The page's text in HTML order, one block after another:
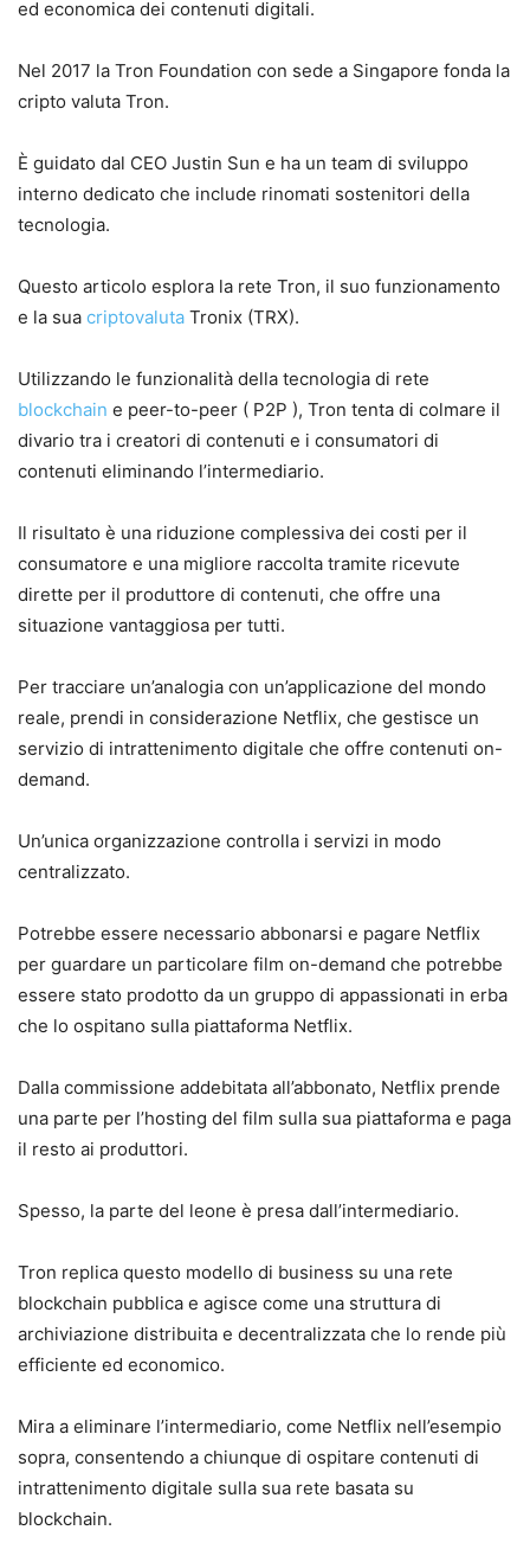
ed economica dei contenuti digitali.
Nel 2017 la Tron Foundation con sede a Singapore fonda la
cripto valuta Tron.
È guidato dal CEO Justin Sun e ha un team di sviluppo
interno dedicato che include rinomati sostenitori della
tecnologia.
Questo articolo esplora la rete Tron, il suo funzionamento
e la sua criptovaluta Tronix (TRX).
Utilizzando le funzionalità della tecnologia di rete
blockchain e peer-to-peer ( P2P ), Tron tenta di colmare il
divario tra i creatori di contenuti e i consumatori di
contenuti eliminando l’intermediario.
Il risultato è una riduzione complessiva dei costi per il
consumatore e una migliore raccolta tramite ricevute
dirette per il produttore di contenuti, che offre una
situazione vantaggiosa per tutti.
Per tracciare un’analogia con un’applicazione del mondo
reale, prendi in considerazione Netflix, che gestisce un
servizio di intrattenimento digitale che offre contenuti on-
demand.
Un’unica organizzazione controlla i servizi in modo
centralizzato.
Potrebbe essere necessario abbonarsi e pagare Netflix
per guardare un particolare film on-demand che potrebbe
essere stato prodotto da un gruppo di appassionati in erba
che lo ospitano sulla piattaforma Netflix.
Dalla commissione addebitata all’abbonato, Netflix prende
una parte per l’hosting del film sulla sua piattaforma e paga
il resto ai produttori.
Spesso, la parte del leone è presa dall’intermediario.
Tron replica questo modello di business su una rete
blockchain pubblica e agisce come una struttura di
archiviazione distribuita e decentralizzata che lo rende più
efficiente ed economico.
Mira a eliminare l’intermediario, come Netflix nell’esempio
sopra, consentendo a chiunque di ospitare contenuti di
intrattenimento digitale sulla sua rete basata su
blockchain.